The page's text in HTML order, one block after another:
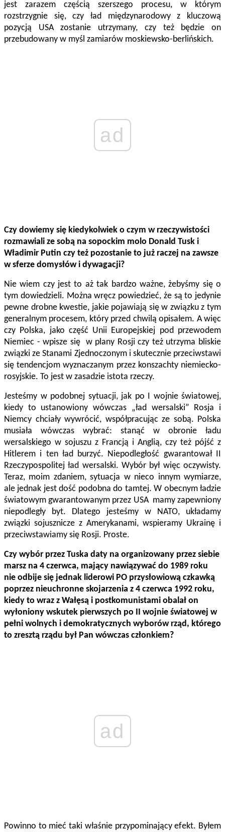
jest zarazem częścią szerszego procesu, w którym
rozstrzygnie się, czy ład międzynarodowy z kluczową
pozycją USA zostanie utrzymany, czy też będzie on
przebudowany w myśl zamiarów moskiewsko-berlińskich.
ad
Czy dowiemy się kiedykolwiek o czym w rzeczywistości
rozmawiali ze sobą na sopockim molo Donald Tusk i
Władimir Putin czy też pozostanie to już raczej na zawsze
w sferze domysłów i dywagacji?
Nie wiem czy jest to aż tak bardzo ważne, żebyśmy się o
tym dowiedzieli. Można wręcz powiedzieć, że są to jedynie
pewne drobne kwestie, jakie pojawiają się w związku z tym
generalnym procesem, który przed chwilą opisałem. A więc
czy Polska, jako część Unii Europejskiej pod przewodem
Niemiec - wpisze się w plany Rosji czy też utrzyma bliskie
związki ze Stanami Zjednoczonym i skutecznie przeciwstawi
się tendencjom wyznaczanym przez konszachty niemiecko-
rosyjskie. To jest w zasadzie istota rzeczy.
Jesteśmy w podobnej sytuacji, jak po I wojnie światowej,
kiedy to ustanowiony wówczas „ład wersalski” Rosja i
Niemcy chciały wywrócić, współpracując ze sobą. Polska
musiała wówczas wybrać: stanąć w obronie ładu
wersalskiego w sojuszu z Francją i Anglią, czy też pójść z
Hitlerem i ten ład burzyć. Niepodległość gwarantował II
Rzeczypospolitej ład wersalski. Wybór był więc oczywisty.
Teraz, moim zdaniem, sytuacja w nieco innym wymiarze,
ale jednak jest dość podobna do tamtej. W obecnym ładzie
światowym gwarantowanym przez USA mamy zapewniony
niepodległy byt. Dlatego jesteśmy w NATO, układamy
związki sojusznicze z Amerykanami, wspieramy Ukrainę i
przeciwstawiamy się Rosji. Proste.
Czy wybór przez Tuska daty na organizowany przez siebie
marsz na 4 czerwca, mający nawiązywać do 1989 roku
nie odbije się jednak liderowi PO przysłowiową czkawką
poprzez nieuchronne skojarzenia z 4 czerwca 1992 roku,
kiedy to wraz z Wałęsą i postkomunistami obalał on
wyłoniony wskutek pierwszych po II wojnie światowej w
pełni wolnych i demokratycznych wyborów rząd, którego
to zresztą rządu był Pan wówczas członkiem?
ad
Powinno to mieć taki właśnie przypominający efekt. Byłem